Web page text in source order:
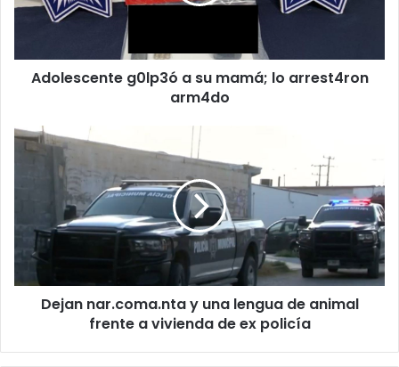
arrest4ron
Adolescente g0lp3ó a su mamá; lo arrest4ron
arm4do
Dejan
nar.coma.nta
una
de
animal
frente
a
viviendaDejan nar.coma.nta y una lengua de animal
frente a vivienda de ex policía